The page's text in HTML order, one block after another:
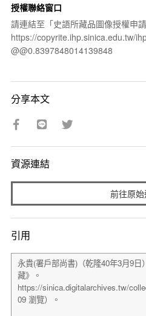
授權聯絡窗口
請連結至「史語所藏品圖像授權申
https://copyrite.ihp.sinica.edu.tw/
@@0.8397848014139848
分享本文
資源連結
前往原
引用